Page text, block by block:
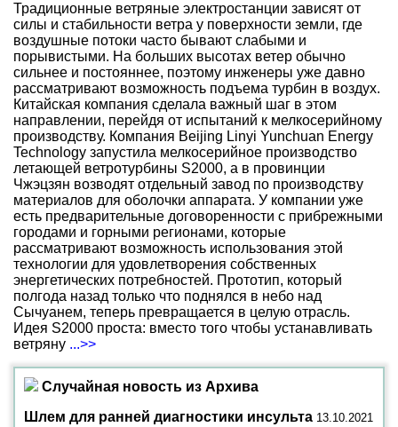
Традиционные ветряные электростанции зависят от
силы и стабильности ветра у поверхности земли, где
воздушные потоки часто бывают слабыми и
порывистыми. На больших высотах ветер обычно
сильнее и постояннее, поэтому инженеры уже давно
рассматривают возможность подъема турбин в воздух.
Китайская компания сделала важный шаг в этом
направлении, перейдя от испытаний к мелкосерийному
производству. Компания Beijing Linyi Yunchuan Energy
Technology запустила мелкосерийное производство
летающей ветротурбины S2000, а в провинции
Чжэцзян возводят отдельный завод по производству
материалов для оболочки аппарата. У компании уже
есть предварительные договоренности с прибрежными
городами и горными регионами, которые
рассматривают возможность использования этой
технологии для удовлетворения собственных
энергетических потребностей. Прототип, который
полгода назад только что поднялся в небо над
Сычуанем, теперь превращается в целую отрасль.
Идея S2000 проста: вместо того чтобы устанавливать
ветряну ...>>
Случайная новость из Архива
Шлем для ранней диагностики инсульта 13.10.2021